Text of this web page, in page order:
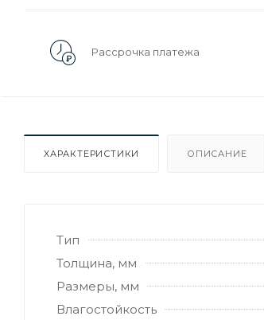
Рассрочка платежа
ХАРАКТЕРИСТИКИ ОПИСАНИЕ
Тип
Толщина, мм
Размеры, мм
Влагостойкость